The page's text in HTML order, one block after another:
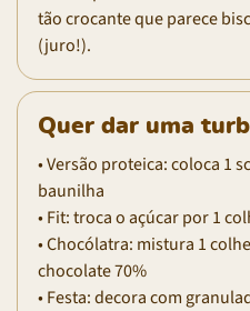
tão crocante que parece
(juro!).
Quer dar uma
• Versão proteica: coloca 1
baunilha
• Fit: troca o açúcar por 1
• Chocólatra: mistura 1
chocolate 70%
• Festa: decora com